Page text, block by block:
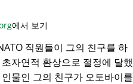
에서 보기
직원들이 그의 친구를 하
자연적 환상으로 절정에 달했
물인 그의 친구가 오토바이를